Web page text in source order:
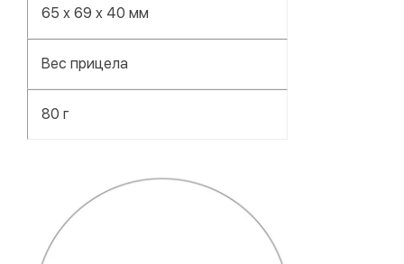
65 x 69 x 40 мм
Вес прицела
80 г